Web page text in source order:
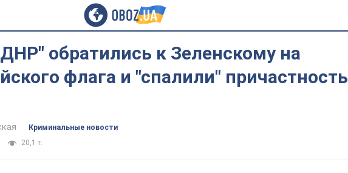
обратились к Зеленскому на
флага и "спалили" причастность
Криминальные новости
20,1 т.